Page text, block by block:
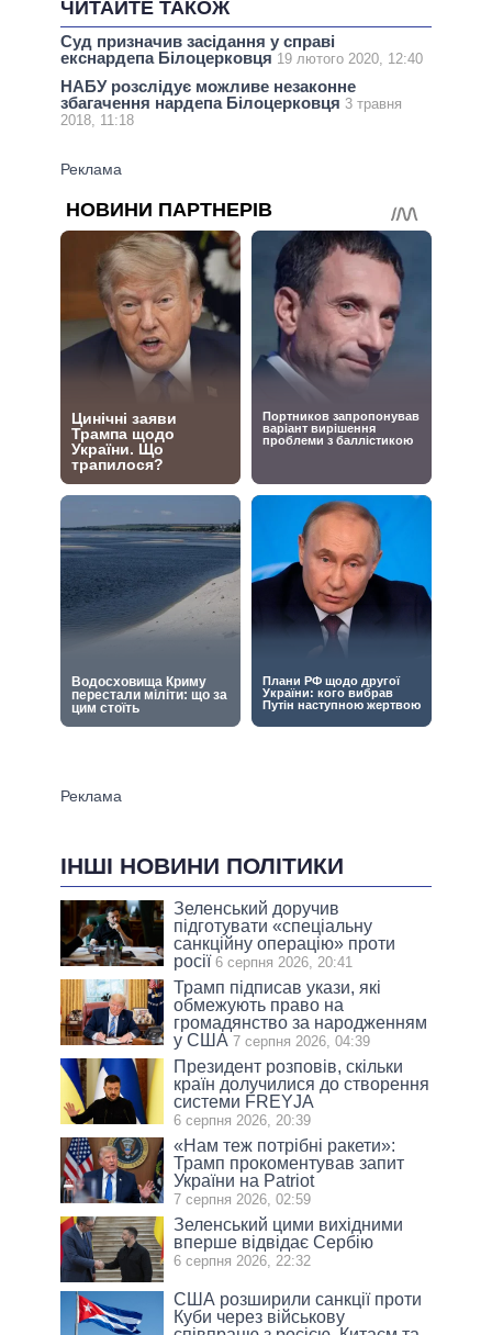
ЧИТАЙТЕ ТАКОЖ
Суд призначив засідання у справі
екснардепа Білоцерковця 19 лютого 2020, 12:40
НАБУ розслідує можливе незаконне
збагачення нардепа Білоцерковця 3 травня
2018, 11:18
ІНШІ НОВИНИ ПОЛІТИКИ
Зеленський доручив
підготувати «спеціальну
санкційну операцію» проти
росії 6 серпня 2026, 20:41
Трамп підписав укази, які
обмежують право на
громадянство за народженням
у США 7 серпня 2026, 04:39
Президент розповів, скільки
країн долучилися до створення
системи FREYJA
6 серпня 2026, 20:39
«Нам теж потрібні ракети»:
Трамп прокоментував запит
України на Patriot
7 серпня 2026, 02:59
Зеленський цими вихідними
вперше відвідає Сербію
6 серпня 2026, 22:32
США розширили санкції проти
Куби через військову